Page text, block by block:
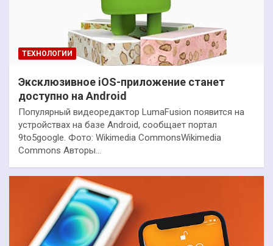
ТЕХНОЛОГИИ
Эксклюзивное iOS-приложение станет
доступно на Android
Популярный видеоредактор LumaFusion появится на
устройствах на базе Android, сообщает портал
9to5google. Фото: Wikimedia CommonsWikimedia
Commons Авторы…